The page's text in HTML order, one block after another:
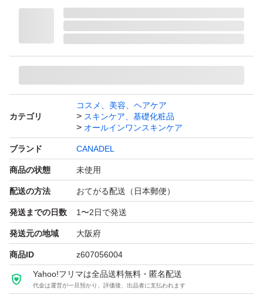
カテゴリ
コスメ、美容、ヘアケア
スキンケア、基礎化粧品
オールインワンスキンケア
ブランド CANADEL
商品の状態 未使用
配送の方法 おてがる配送（日本郵便）
発送までの日数 1〜2日で発送
発送元の地域 大阪府
商品ID z607056004
Yahoo!フリマは全品送料無料・匿名配送
代金は運営が一旦預かり、評価後、出品者に支払われます